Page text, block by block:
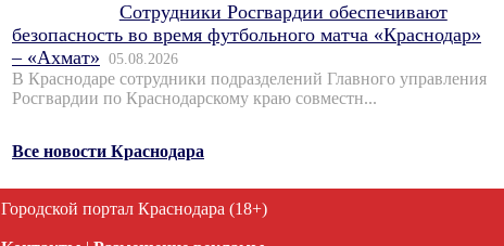
Сотрудники Росгвардии обеспечивают
безопасность во время футбольного матча «Краснодар»
– «Ахмат» 05.08.2026
В Краснодаре сотрудники подразделений Главного управления
Росгвардии по Краснодарскому краю совместн...
Все новости Краснодара
Городской портал Краснодара (18+)